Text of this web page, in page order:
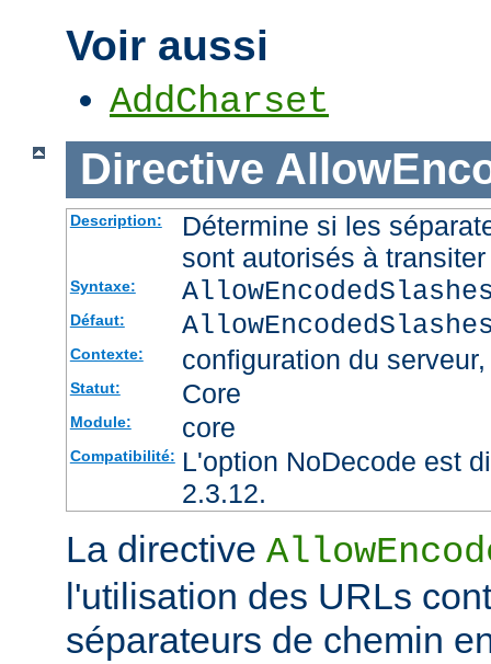
Voir aussi
AddCharset
Directive
Description:
Détermine si les
sont autorisés à
Syntaxe:
Défaut:
Contexte: configuration du
Statut: Core
Module: core
Compatibilité: L'option NoDecode est
2.3.12.
La directive
l'utilisation des URLs
séparateurs de chemin